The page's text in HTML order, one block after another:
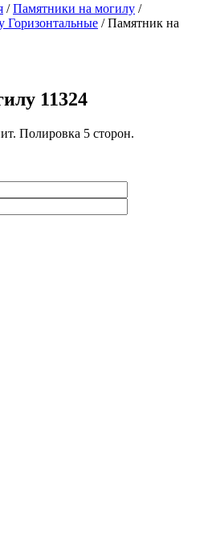
/Памятники на могилу /
Горизонтальные /Памятник на
11324
Полировка 5 сторон.